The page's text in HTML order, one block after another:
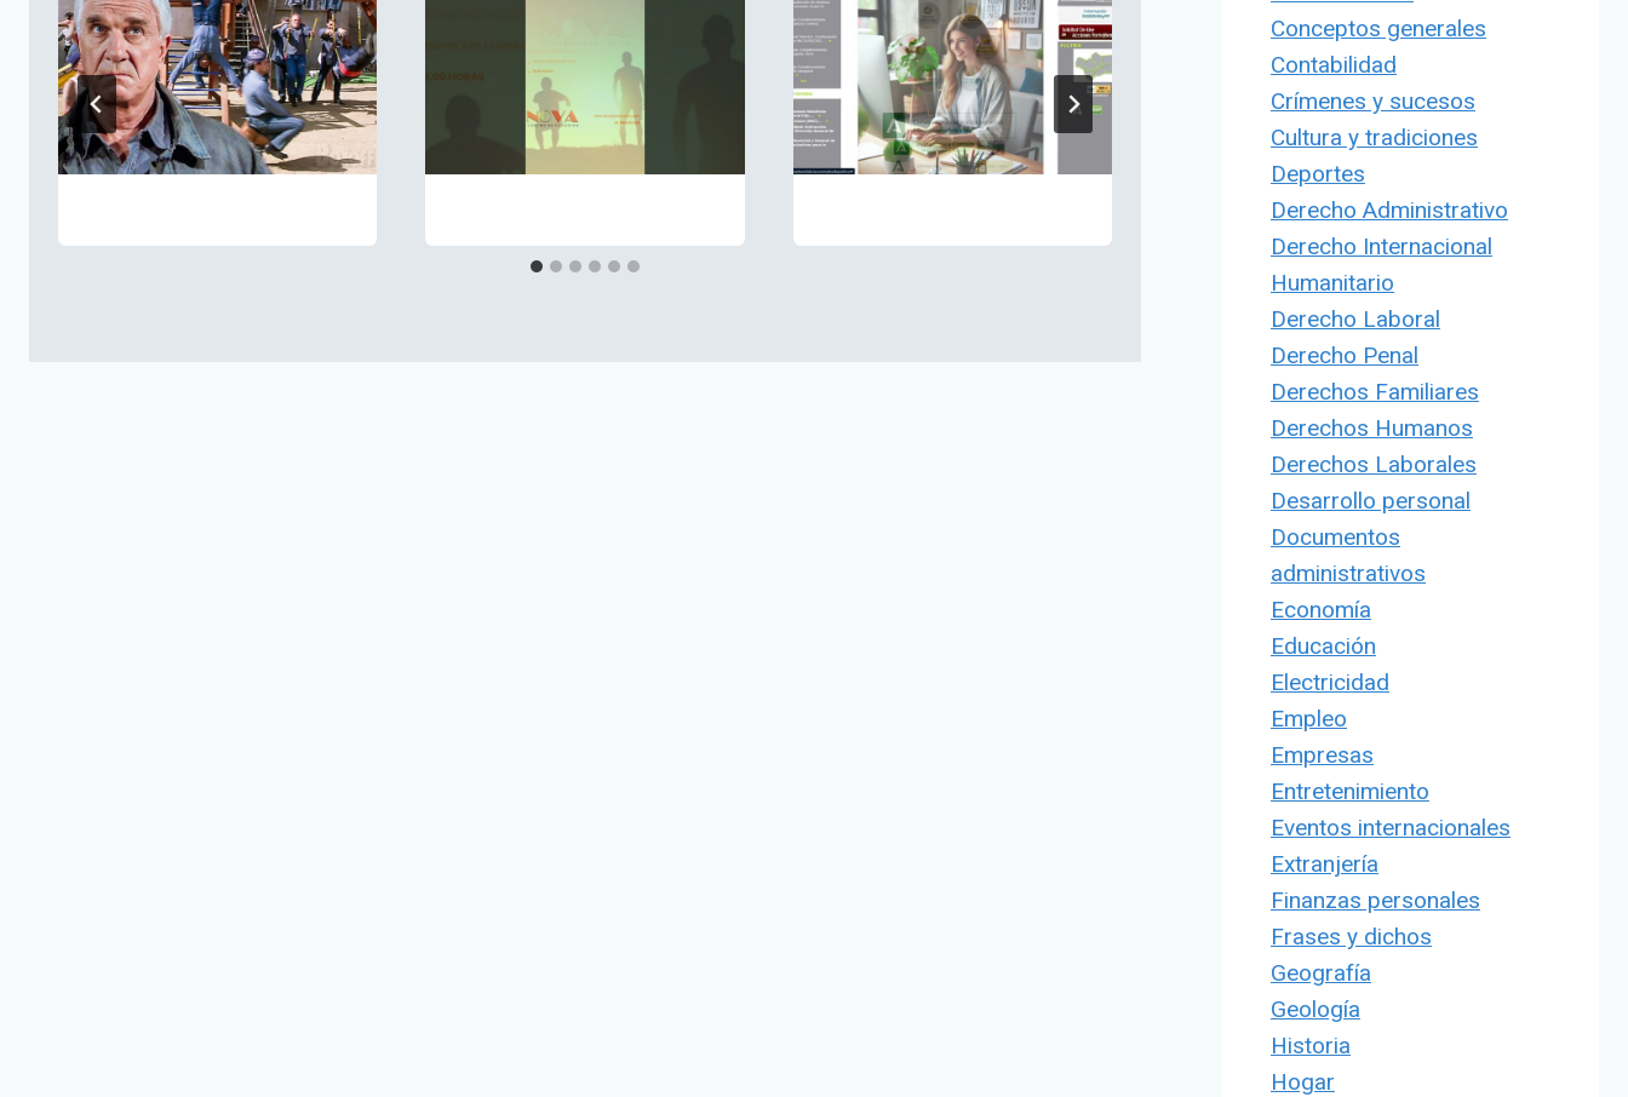
Conceptos generales
Contabilidad
Crímenes y sucesos
Cultura y tradiciones
Deportes
Derecho Administrativo
Derecho Internacional
Humanitario
Derecho Laboral
Derecho Penal
Derechos Familiares
Derechos Humanos
Derechos Laborales
Desarrollo personal
Documentos
administrativos
Economía
Educación
Electricidad
Empleo
Empresas
Entretenimiento
Eventos internacionales
Extranjería
Finanzas personales
Frases y dichos
Geografía
Geología
Historia
Hogar